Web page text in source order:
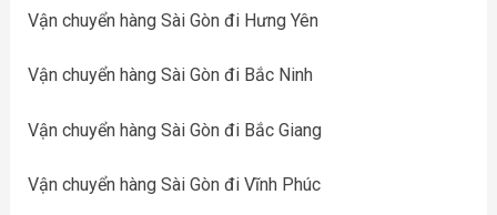
Vận chuyển hàng Sài Gòn đi Hưng Yên
Vận chuyển hàng Sài Gòn đi Bắc Ninh
Vận chuyển hàng Sài Gòn đi Bắc Giang
Vận chuyển hàng Sài Gòn đi Vĩnh Phúc